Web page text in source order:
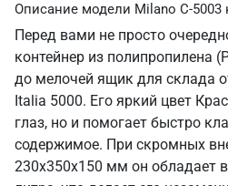
Описание модели Milano C-5003
Перед вами не просто
контейнер из полипропилена
до мелочей ящик для склада
Italia 5000. Его яркий цвет
глаз, но и помогает быстро
содержимое. При скромных
230х350х150 мм он обладает